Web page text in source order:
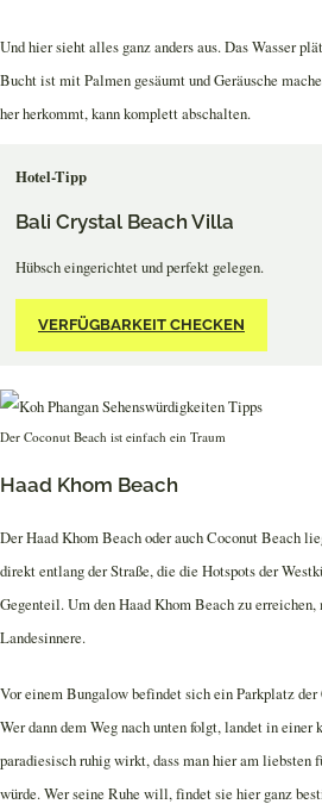
Und hier sieht alles ganz anders aus. Das Wasser
Bucht ist mit Palmen gesäumt und Geräusche
her herkommt, kann komplett abschalten.
Hotel-Tipp
Bali Crystal Beach Villa
Hübsch eingerichtet und perfekt gelegen.
VERFÜGBARKEIT CHECKEN
Der Coconut Beach ist einfach ein Traum
Haad Khom Beach
Der Haad Khom Beach oder auch Coconut Beach
direkt entlang der Straße, die die Hotspots der
Gegenteil. Um den Haad Khom Beach zu erreichen,
Landesinnere.
Vor einem Bungalow befindet sich ein Parkplatz
Wer dann dem Weg nach unten folgt, landet in einer
paradiesisch ruhig wirkt, dass man hier am liebsten
würde. Wer seine Ruhe will, findet sie hier ganz